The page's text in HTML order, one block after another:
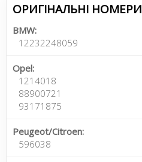
ОРИГІНАЛЬНІ НОМЕРИ
BMW:
12232248059
Opel:
1214018
88900721
93171875
Peugeot/Citroen:
596038